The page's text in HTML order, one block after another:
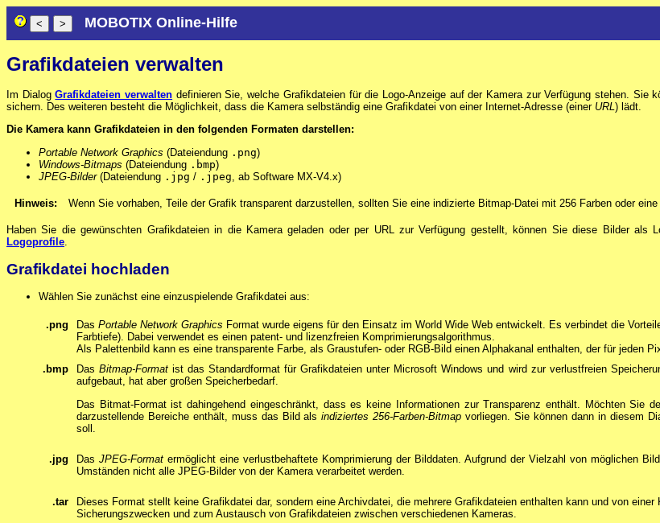
MOBOTIX Online-Hilfe
Grafikdateien verwalten
Im DialogGrafikdateien verwalten definieren Sie, welche Grafikdateien für die Logo-Anzeige auf der Kamera zur Verfügung stehen.
sichern. Des weiteren besteht die Möglichkeit, dass die Kamera selbständig eine Grafikdatei von einer Internet-Adresse (einer URL) lädt.
Die Kamera kann Grafikdateien in den folgenden Formaten darstellen:
Portable Network Graphics (Dateiendung .png)
Windows-Bitmaps (Dateiendung .bmp)
JPEG-Bilder(Dateiendung .jpg / .jpeg , ab Software MX-V4.x)
Hinweis: Wenn Sie vorhaben, Teile der Grafik transparent darzustellen, sollten Sie eine indizierte Bitmap-Datei mit 256 Farben oder
Haben Sie die gewünschten Grafikdateien in die Kamera geladen oder per URL zur Verfügung gestellt, können Sie diese Bilder als
Logoprofile.
Grafikdatei hochladen
Wählen Sie zunächst eine einzuspielende Grafikdatei aus:
.png Das Portable Network Graphics Format wurde eigens für den Einsatz im World Wide Web entwickelt. Es verbindet die
Farbtiefe). Dabei verwendet es einen patent- und lizenzfreien Komprimierungsalgorithmus.
Als Palettenbild kann es eine transparente Farbe, als Graustufen- oder RGB-Bild einen Alphakanal enthalten, der für jeden
.bmp
DasBitmap-Format ist das Standardformat für Grafikdateien unter Microsoft Windows und wird zur verlustfreien
aufgebaut, hat aber großen Speicherbedarf.
Das Bitmat-Format ist dahingehend eingeschränkt, dass es keine Informationen zur Transparenz enthält. Möchten Sie
darzustellende Bereiche enthält, muss das Bild alsindiziertes 256-Farben-Bitmap vorliegen. Sie können dann in diesem
soll.
.jpg Das JPEG-Format ermöglicht eine verlustbehaftete Komprimierung der Bilddaten. Aufgrund der Vielzahl von möglichen
Umständen nicht alle JPEG-Bilder von der Kamera verarbeitet werden.
.tar
Dieses Format stellt keine Grafikdatei dar, sondern eine Archivdatei, die mehrere Grafikdateien enthalten kann und von
Sicherungszwecken und zum Austausch von Grafikdateien zwischen verschiedenen Kameras.